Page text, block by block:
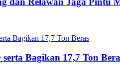
Bagikan 17,7 Ton